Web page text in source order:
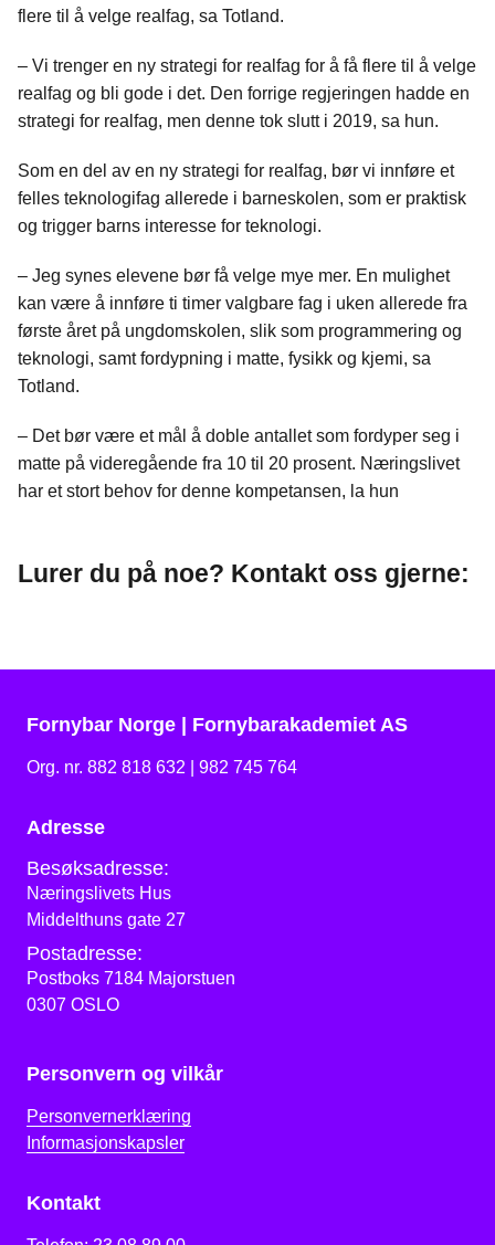
flere til å velge realfag, sa Totland.
– Vi trenger en ny strategi for realfag for å få flere til å velge
realfag og bli gode i det. Den forrige regjeringen hadde en
strategi for realfag, men denne tok slutt i 2019, sa hun.
Som en del av en ny strategi for realfag, bør vi innføre et
felles teknologifag allerede i barneskolen, som er praktisk
og trigger barns interesse for teknologi.
– Jeg synes elevene bør få velge mye mer. En mulighet
kan være å innføre ti timer valgbare fag i uken allerede fra
første året på ungdomskolen, slik som programmering og
teknologi, samt fordypning i matte, fysikk og kjemi, sa
Totland.
– Det bør være et mål å doble antallet som fordyper seg i
matte på videregående fra 10 til 20 prosent. Næringslivet
har et stort behov for denne kompetansen, la hun
Lurer du på noe? Kontakt oss gjerne:
Fornybar Norge | Fornybarakademiet AS
Org. nr. 882 818 632 | 982 745 764
Adresse
Besøksadresse:
Næringslivets Hus
Middelthuns gate 27
Postadresse:
Postboks 7184 Majorstuen
0307 OSLO
Personvern og vilkår
Personvernerklæring
Informasjonskapsler
Kontakt